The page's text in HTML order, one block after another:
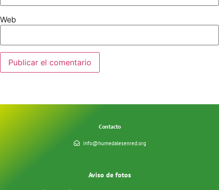
Web
Contacto
info@humedalesenred.org
Aviso de fotos